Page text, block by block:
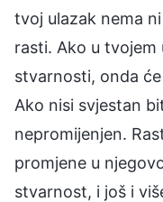
tvoj ulazak nema
rasti. Ako u tvojem
stvarnosti, onda
Ako nisi svjestan
nepromijenjen.
promjene u
stvarnost, i još i